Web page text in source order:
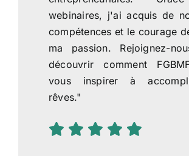
webinaires, j'ai acquis de
compétences et le courage
ma passion. Rejoignez-
découvrir comment
vous inspirer à
rêves."